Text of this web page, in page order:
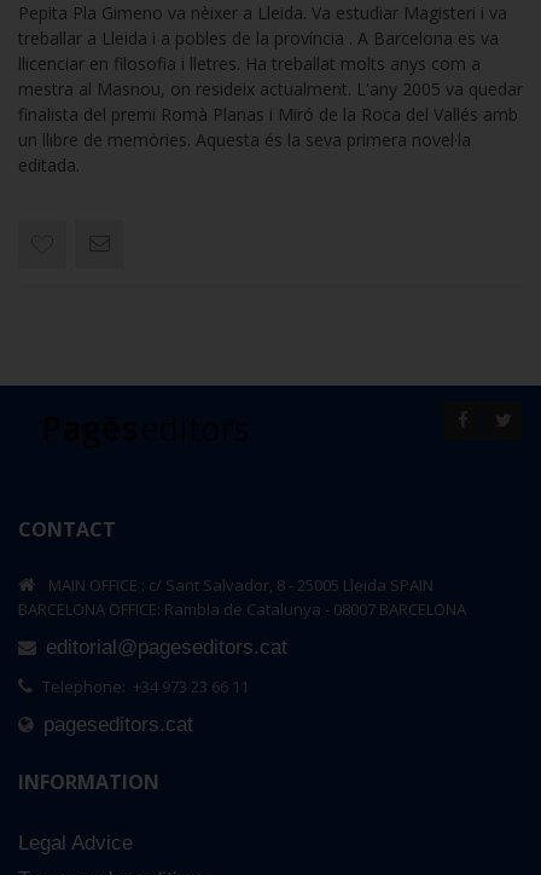
Pepita Pla Gimeno va nèixer a Lleida. Va estudiar Magisteri i va
treballar a Lleida i a pobles de la província . A Barcelona es va
llicenciar en filosofia i lletres. Ha treballat molts anys com a
mestra al Masnou, on resideix actualment. L'any 2005 va quedar
finalista del premi Romà Planas i Miró de la Roca del Vallés amb
un llibre de memòries. Aquesta és la seva primera novel·la
editada.
CONTACT
MAIN OFFICE : c/ Sant Salvador, 8 - 25005 Lleida SPAIN
BARCELONA OFFICE: Rambla de Catalunya - 08007 BARCELONA
editorial@pageseditors.cat
Telephone: +34 973 23 66 11
pageseditors.cat
INFORMATION
Legal Advice